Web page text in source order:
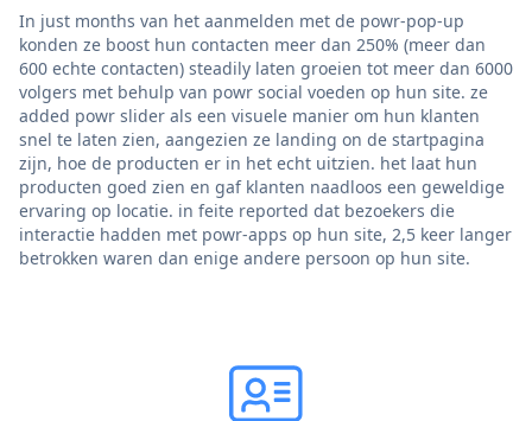
In just months van het aanmelden met de powr-pop-up
konden ze boost hun contacten meer dan 250% (meer dan
600 echte contacten) steadily laten groeien tot meer dan 6000
volgers met behulp van powr social voeden op hun site. ze
added powr slider als een visuele manier om hun klanten
snel te laten zien, aangezien ze landing on de startpagina
zijn, hoe de producten er in het echt uitzien. het laat hun
producten goed zien en gaf klanten naadloos een geweldige
ervaring op locatie. in feite reported dat bezoekers die
interactie hadden met powr-apps op hun site, 2,5 keer langer
betrokken waren dan enige andere persoon op hun site.